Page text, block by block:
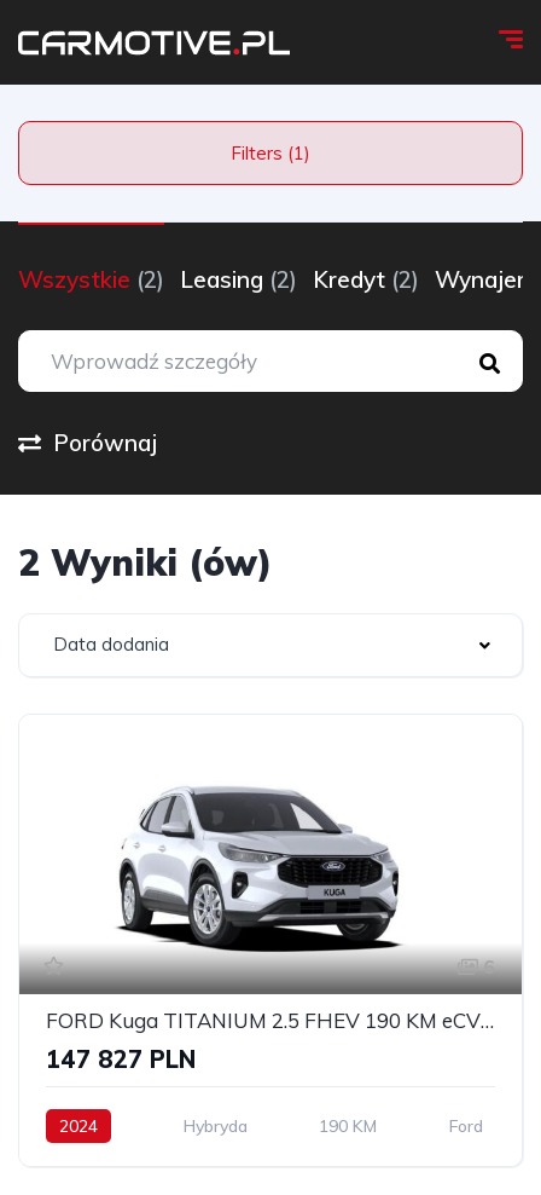
Filters (1)
Wszystkie (2) Leasing (2) Kredyt (2) Wynajem
Porównaj
2 Wyniki (ów)
Data dodania
6
FORD Kuga TITANIUM 2.5 FHEV 190 KM eCVT FWD Titanium 5Dt
147 827 PLN
2024 Hybryda 190 KM Ford